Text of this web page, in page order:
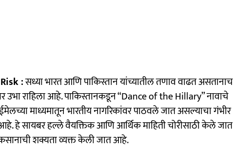
:सध्या भारत आणि पाकिस्तान यांच्यातील तणाव वाढत असतानाच
उभा राहिला आहे. पाकिस्तानकडून “Dance of the Hillary” नावाचे
माध्यमातून भारतीय नागरिकांवर पाठवले जात असल्याचा गंभीर
आहे. हे सायबर हल्ले वैयक्तिक आणि आर्थिक माहिती चोरीसाठी केले जात
शक्यता व्यक्त केली जात आहे.